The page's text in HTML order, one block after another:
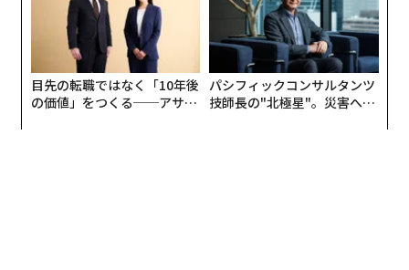
を示すものであるならば、今後数年間、クリエイターと
ハリウッドのスタジオの両方にとって、前途は困難で限
定的なものになる可能性がある。
本日、私たち（共著者のマイケル・トラン氏、ジェイ
目先の転職ではなく「10年後
の価値」をつくる──アサイ
パシフィックコンサルタンツ
技師長の"北極星"。災害への